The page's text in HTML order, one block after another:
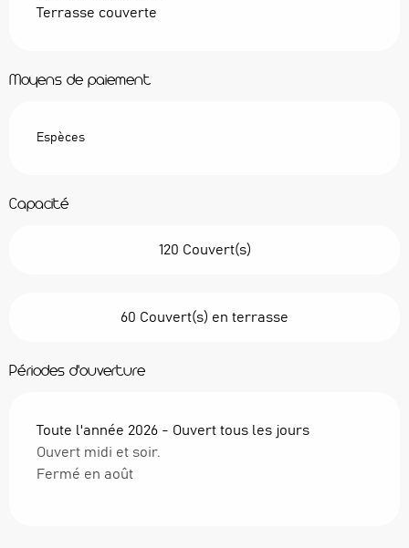
Terrasse couverte
Moyens de paiement
Espèces
Capacité
120 Couvert(s)
60 Couvert(s) en terrasse
Périodes d'ouverture
Toute l'année 2026 - Ouvert tous les jours
Ouvert midi et soir.
Fermé en août